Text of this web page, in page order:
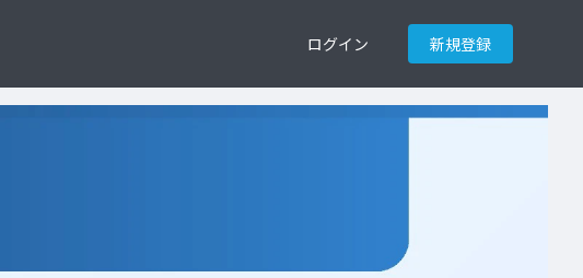
ログイン 新規登録